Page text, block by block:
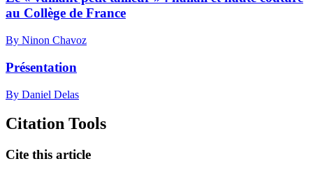
au Collège de France
By Ninon Chavoz
Présentation
By Daniel Delas
Citation Tools
Cite this article